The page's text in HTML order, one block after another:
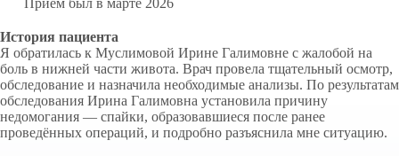
Приём был в марте 2026
История пациента
Я обратилась к Муслимовой Ирине Галимовне с жалобой на
боль в нижней части живота. Врач провела тщательный осмотр,
обследование и назначила необходимые анализы. По результатам
обследования Ирина Галимовна установила причину
недомогания — спайки, образовавшиеся после ранее
проведённых операций, и подробно разъяснила мне ситуацию.